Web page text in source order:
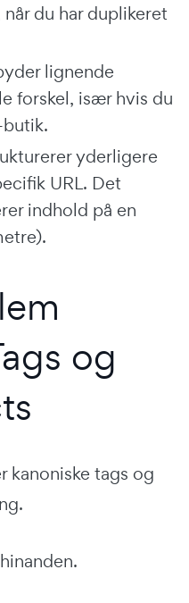
du har duplikeret
lignende
forskel, især hvis du
yderligere
URL. Det
indhold på en
og
kanoniske tags og